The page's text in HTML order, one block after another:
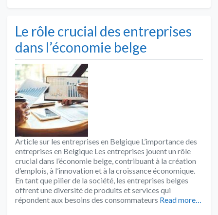
Le rôle crucial des entreprises
dans l’économie belge
Article sur les entreprises en Belgique L’importance des
entreprises en Belgique Les entreprises jouent un rôle
crucial dans l’économie belge, contribuant à la création
d’emplois, à l’innovation et à la croissance économique.
En tant que pilier de la société, les entreprises belges
offrent une diversité de produits et services qui
répondent aux besoins des consommateurs Read more…